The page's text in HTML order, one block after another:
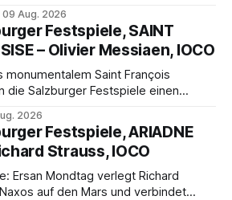
zur neuen Show Circus hebt, erkundet
wie es ist, wenn der Zirkus ins
09 Aug. 2026
Festspiele, SAINT
– Olivier Messiaen, IOCO
monumentalem Saint François
die Salzburger Festspiele einen
Maxime Pascal entfaltet
Philippe Sly berührt als
2026
Festspiele, ARIADNE
Strauss, IOCO
Ersan Mondtag verlegt Richard
auf den Mars und verbindet